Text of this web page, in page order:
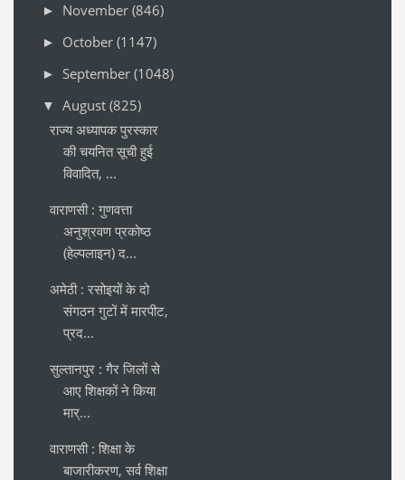
► November (846)
► October (1147)
► September (1048)
▼ August (825)
राज्य अध्यापक पुरस्कार
की चयनित सूची हुई
विवादित, ...
वाराणसी : गुणवत्ता
अनुश्रवण प्रकोष्ठ
(हेल्पलाइन) द...
अमेठी : रसोइयों के दो
संगठन गुटों में मारपीट,
प्रद...
सुल्तानपुर : गैर जिलों से
आए शिक्षकों ने किया
मार्...
वाराणसी : शिक्षा के
बाजारीकरण, सर्व शिक्षा